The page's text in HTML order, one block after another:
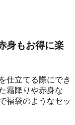
身もお得に楽
仕立てる際にでき
霜降りや赤身な
福袋のようなセッ